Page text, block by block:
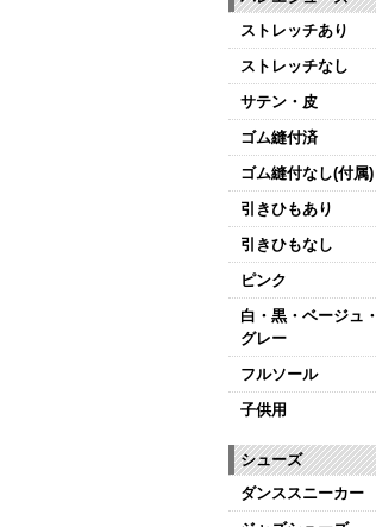
ストレッチあり
ストレッチなし
サテン・皮
ゴム縫付済
ゴム縫付なし(付属)
引きひもあり
引きひもなし
ピンク
白・黒・ベージュ・
グレー
フルソール
子供用
シューズ
ダンススニーカー